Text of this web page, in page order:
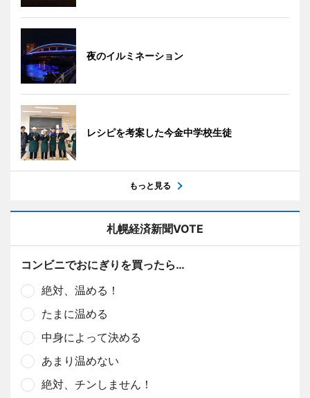
夜のイルミネーション
レシピを考案した今金中学校生徒
もっと見る
札幌経済新聞VOTE
コンビニでおにぎりを買ったら…
絶対、温める！
たまに温める
中身によって決める
あまり温めない
絶対、チンしません！